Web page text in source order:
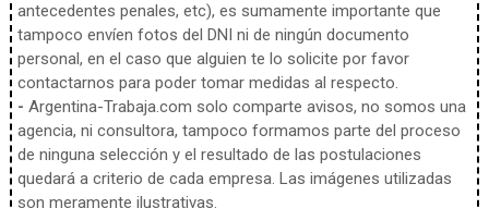
antecedentes penales, etc), es sumamente importante que
tampoco envíen fotos del DNI ni de ningún documento
personal, en el caso que alguien te lo solicite por favor
contactarnos para poder tomar medidas al respecto.
- Argentina-Trabaja.com solo comparte avisos, no somos una
agencia, ni consultora, tampoco formamos parte del proceso
de ninguna selección y el resultado de las postulaciones
quedará a criterio de cada empresa. Las imágenes utilizadas
son meramente ilustrativas.